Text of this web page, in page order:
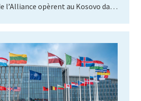
l’Alliance opèrent au Kosovo dans